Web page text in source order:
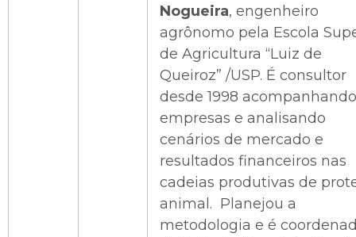
Nogueira, engenheiro
agrônomo pela Escola
de Agricultura “Luiz de
Queiroz” /USP. É consultor
desde 1998 acompanhando
empresas e analisando
cenários de mercado e
resultados financeiros nas
cadeias produtivas de
animal. Planejou a
metodologia e é